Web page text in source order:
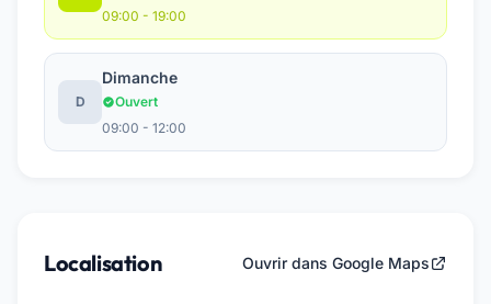
09:00 - 19:00
D
Dimanche
Ouvert
09:00 - 12:00
Localisation Ouvrir dans Google Maps